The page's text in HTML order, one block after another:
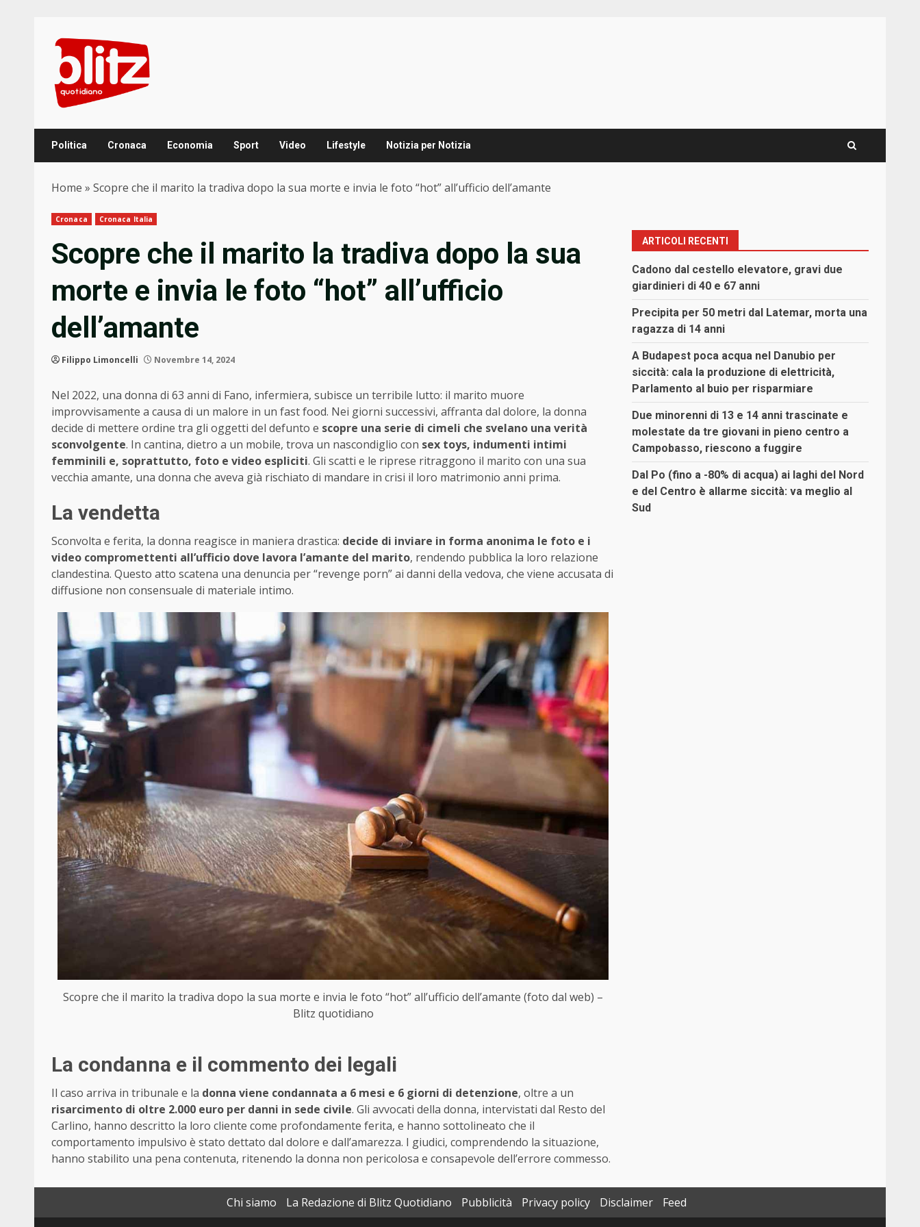
content
Politica Cronaca Economia Sport Video Lifestyle Notizia per Notizia
Home » Scopre che il marito la tradiva dopo la sua morte e invia le foto “hot” all’ufficio dell’amante
Cronaca Cronaca Italia
Scopre che il marito la tradiva dopo la sua
morte e invia le foto “hot” all’ufficio
dell’amante
Filippo Limoncelli Novembre 14, 2024
Nel 2022, una donna di 63 anni di Fano, infermiera, subisce un terribile lutto: il marito muore
improvvisamente a causa di un malore in un fast food. Nei giorni successivi, affranta dal dolore, la donna
decide di mettere ordine tra gli oggetti del defunto e scopre una serie di cimeli che svelano una verità
sconvolgente. In cantina, dietro a un mobile, trova un nascondiglio con sex toys, indumenti intimi
femminili e, soprattutto, foto e video espliciti. Gli scatti e le riprese ritraggono il marito con una sua
vecchia amante, una donna che aveva già rischiato di mandare in crisi il loro matrimonio anni prima.
La vendetta
Sconvolta e ferita, la donna reagisce in maniera drastica: decide di inviare in forma anonima le foto e i
video compromettenti all’ufficio dove lavora l’amante del marito, rendendo pubblica la loro relazione
clandestina. Questo atto scatena una denuncia per “revenge porn” ai danni della vedova, che viene accusata di
diffusione non consensuale di materiale intimo.
Scopre che il marito la tradiva dopo la sua morte e invia le foto “hot” all’ufficio dell’amante (foto dal web) –
Blitz quotidiano
La condanna e il commento dei legali
Il caso arriva in tribunale e la donna viene condannata a 6 mesi e 6 giorni di detenzione, oltre a un
risarcimento di oltre 2.000 euro per danni in sede civile. Gli avvocati della donna, intervistati dal Resto del
Carlino, hanno descritto la loro cliente come profondamente ferita, e hanno sottolineato che il
comportamento impulsivo è stato dettato dal dolore e dall’amarezza. I giudici, comprendendo la situazione,
hanno stabilito una pena contenuta, ritenendo la donna non pericolosa e consapevole dell’errore commesso.
ARTICOLI RECENTI
Cadono dal cestello elevatore, gravi due
giardinieri di 40 e 67 anni
Precipita per 50 metri dal Latemar, morta una
ragazza di 14 anni
A Budapest poca acqua nel Danubio per
siccità: cala la produzione di elettricità,
Parlamento al buio per risparmiare
Due minorenni di 13 e 14 anni trascinate e
molestate da tre giovani in pieno centro a
Campobasso, riescono a fuggire
Dal Po (fino a -80% di acqua) ai laghi del Nord
e del Centro è allarme siccità: va meglio al
Sud
Chi siamo La Redazione di Blitz Quotidiano Pubblicità Privacy policy Disclaimer
Feed